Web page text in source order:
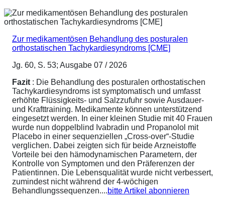
Zur medikamentösen Behandlung des posturalen
orthostatischen Tachykardiesyndroms [CME]
Jg. 60, S. 53; Ausgabe 07 / 2026
Fazit : Die Behandlung des posturalen orthostatischen
Tachykardiesyndroms ist symptomatisch und umfasst
erhöhte Flüssigkeits- und Salzzufuhr sowie Ausdauer-
und Krafttraining. Medikamente können unterstützend
eingesetzt werden. In einer kleinen Studie mit 40 Frauen
wurde nun doppelblind Ivabradin und Propanolol mit
Placebo in einer sequenziellen „Cross-over“-Studie
verglichen. Dabei zeigten sich für beide Arzneistoffe
Vorteile bei den hämodynamischen Parametern, der
Kontrolle von Symptomen und den Präferenzen der
Patientinnen. Die Lebensqualität wurde nicht verbessert,
zumindest nicht während der 4-wöchigen
Behandlungssequenzen....bitte Artikel abonnieren